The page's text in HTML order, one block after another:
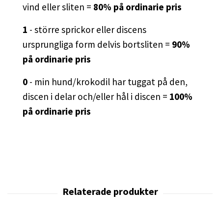
vind eller sliten = 80% på ordinarie pris
1 - större sprickor eller discens
ursprungliga form delvis bortsliten = 90%
på ordinarie pris
0 - min hund/krokodil har tuggat på den,
discen i delar och/eller hål i discen = 100%
på ordinarie pris